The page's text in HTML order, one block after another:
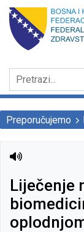
Preporučujemo
Liječenje